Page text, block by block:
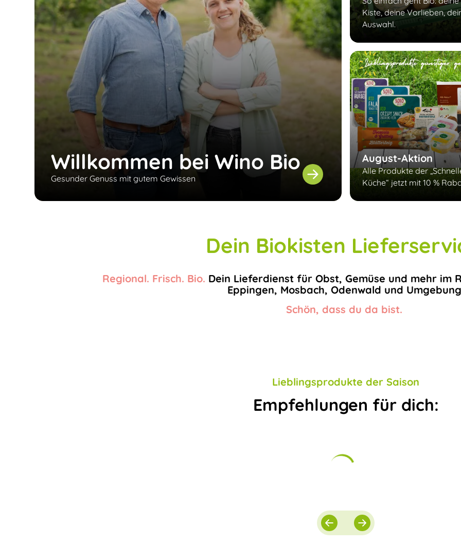
Willkommen bei Wino Bio
Gesunder Genuss mit gutem Gewissen
Kiste, deine Vorlieben,
Auswahl.
August-Aktion
Alle Produkte der
Küche“ jetzt mit 10 %
Dein Biokisten
Regional. Frisch. Bio. Dein Lieferdienst für Obst, Gemüse und mehr im
Eppingen, Mosbach, Odenwald und
Schön, dass du da bist.
Lieblingsprodukte der Saison
Empfehlungen für dich: